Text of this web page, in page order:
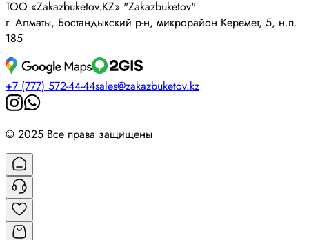
ТОО «Zakazbuketov.KZ» "Zakazbuketov"
г. Алматы, Бостандыкский р-н, микрорайон Керемет, 5, н.п.
185
+7 (777) 572-44-44sales@zakazbuketov.kz
© 2025 Все права защищены